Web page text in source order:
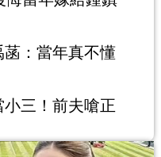
：當年真不懂
三！前夫嗆正